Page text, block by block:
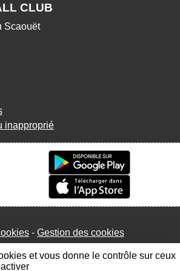
CLUB
Scaouët
inapproprié
Gestion des cookies
et vous donne le contrôle sur ceux